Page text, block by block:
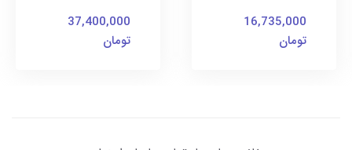
16,735,000
تومان
37,400,000
تومان